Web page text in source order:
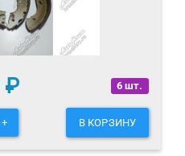
6 шт.
₽
+ В КОРЗИНУ